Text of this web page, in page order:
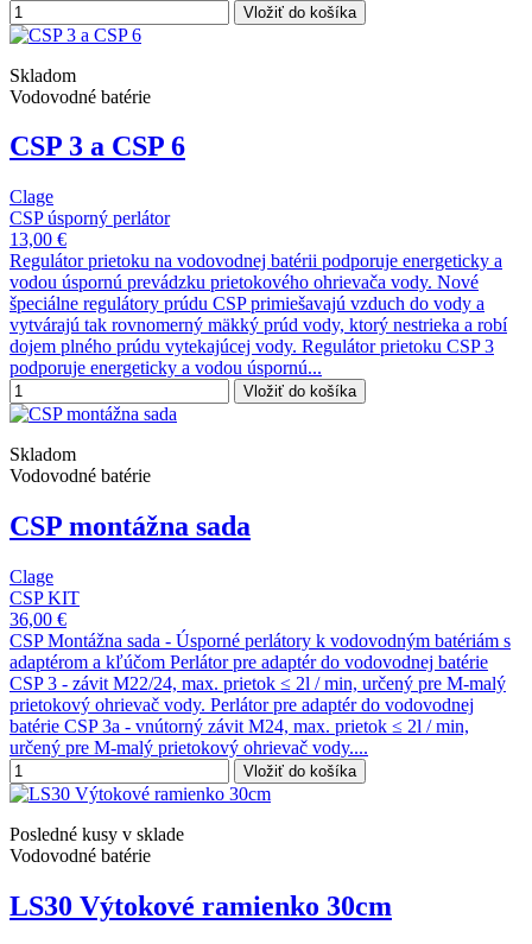
Vložiť do košíka
Skladom
Vodovodné batérie
CSP 3 a CSP 6
Clage
CSP úsporný perlátor
13,00 €
Regulátor prietoku na vodovodnej batérii podporuje energeticky a
vodou úspornú prevádzku prietokového ohrievača vody. Nové
špeciálne regulátory prúdu CSP primiešavajú vzduch do vody a
vytvárajú tak rovnomerný mäkký prúd vody, ktorý nestrieka a robí
dojem plného prúdu vytekajúcej vody. Regulátor prietoku CSP 3
podporuje energeticky a vodou úspornú...
Vložiť do košíka
Skladom
Vodovodné batérie
CSP montážna sada
Clage
CSP KIT
36,00 €
CSP Montážna sada - Úsporné perlátory k vodovodným batériám s
adaptérom a kľúčom Perlátor pre adaptér do vodovodnej batérie
CSP 3 - závit M22/24, max. prietok ≤ 2l / min, určený pre M-malý
prietokový ohrievač vody. Perlátor pre adaptér do vodovodnej
batérie CSP 3a - vnútorný závit M24, max. prietok ≤ 2l / min,
určený pre M-malý prietokový ohrievač vody....
Vložiť do košíka
Posledné kusy v sklade
Vodovodné batérie
LS30 Výtokové ramienko 30cm